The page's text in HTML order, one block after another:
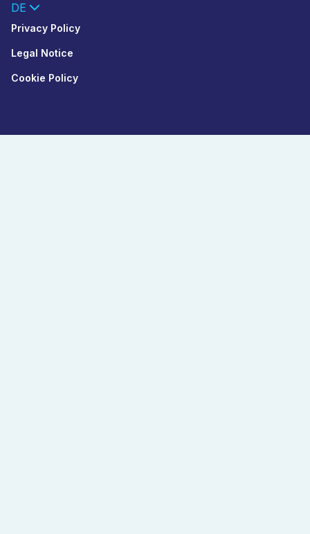
DE
Privacy Policy
Legal Notice
Cookie Policy